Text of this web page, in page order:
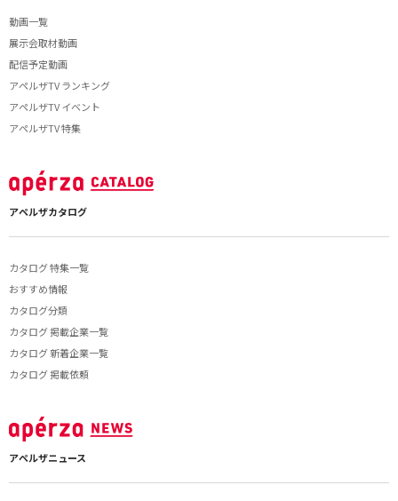
動画一覧
展示会取材動画
配信予定動画
アペルザTV ランキング
アペルザTV イベント
アペルザTV 特集
アペルザカタログ
カタログ 特集一覧
おすすめ情報
カタログ分類
カタログ 掲載企業一覧
カタログ 新着企業一覧
カタログ 掲載依頼
アペルザニュース